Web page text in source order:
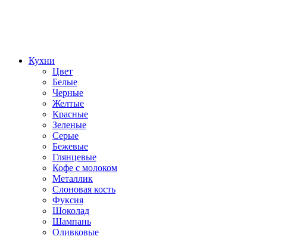
Кухни
Цвет
Белые
Черные
Желтые
Красные
Зеленые
Серые
Бежевые
Глянцевые
Кофе с молоком
Металлик
Слоновая кость
Фуксия
Шоколад
Шампань
Оливковые